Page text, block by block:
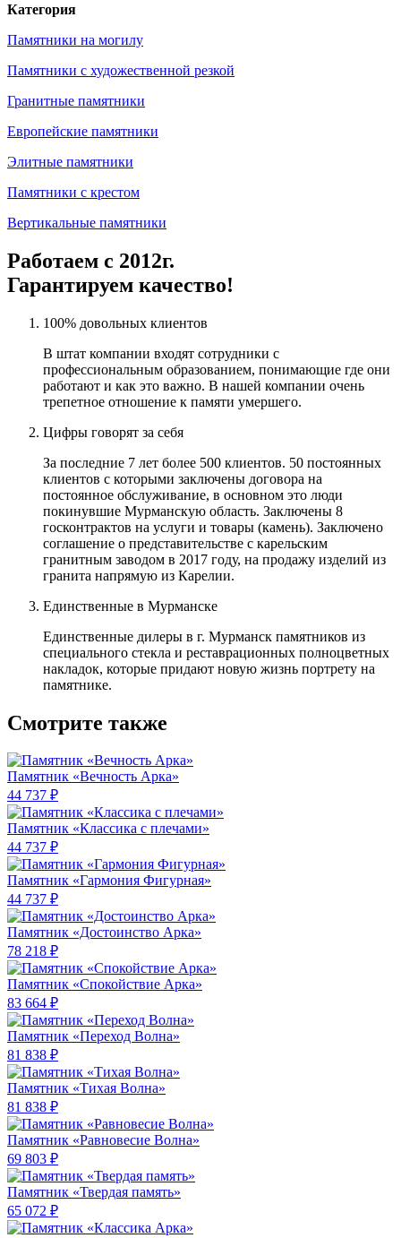
Категория
Памятники на могилу
Памятники с художественной резкой
Гранитные памятники
Европейские памятники
Элитные памятники
Памятники с крестом
Вертикальные памятники
Работаем с 2012г.
Гарантируем качество!
100% довольных клиентов
В штат компании входят сотрудники с
профессиональным образованием, понимающие где они
работают и как это важно. В нашей компании очень
трепетное отношение к памяти умершего.
Цифры говорят за себя
За последние 7 лет более 500 клиентов. 50 постоянных
клиентов с которыми заключены договора на
постоянное обслуживание, в основном это люди
покинувшие Мурманскую область. Заключены 8
госконтрактов на услуги и товары (камень). Заключено
соглашение о представительстве с карельским
гранитным заводом в 2017 году, на продажу изделий из
гранита напрямую из Карелии.
Единственные в Мурманске
Единственные дилеры в г. Мурманск памятников из
специального стекла и реставрационных полноцветных
накладок, которые придают новую жизнь портрету на
памятнике.
Смотрите также
Памятник «Вечность Арка»
44 737 ₽
Памятник «Классика c плечами»
44 737 ₽
Памятник «Гармония Фигурная»
44 737 ₽
Памятник «Достоинство Арка»
78 218 ₽
Памятник «Спокойствие Арка»
83 664 ₽
Памятник «Переход Волна»
81 838 ₽
Памятник «Тихая Волна»
81 838 ₽
Памятник «Равновесие Волна»
69 803 ₽
Памятник «Твердая память»
65 072 ₽